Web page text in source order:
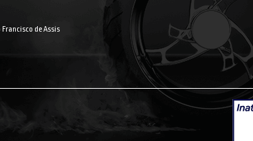
Francisco de Assis